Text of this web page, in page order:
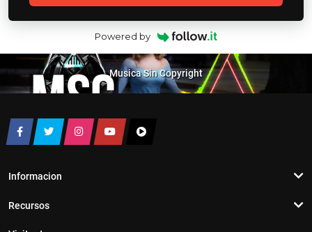
Powered by
Musica Sin Copyright
Informacion
Recursos